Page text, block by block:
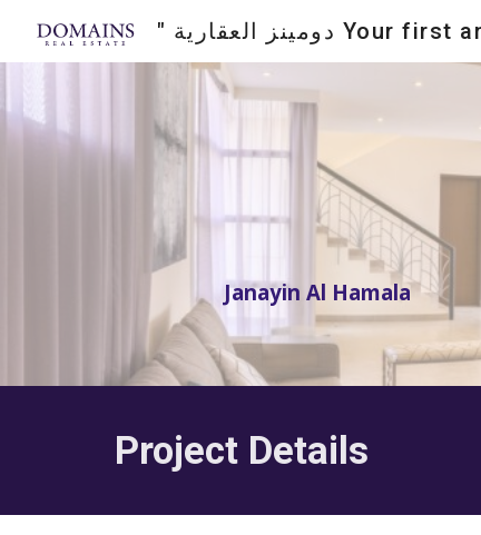
Janayin Al Hamala
Project Details